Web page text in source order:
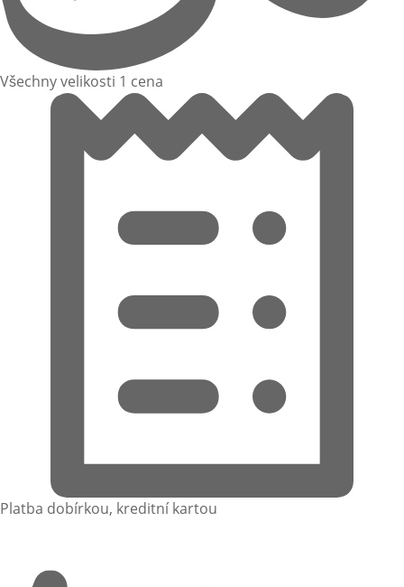
Všechny velikosti 1 cena
Platba dobírkou, kreditní kartou